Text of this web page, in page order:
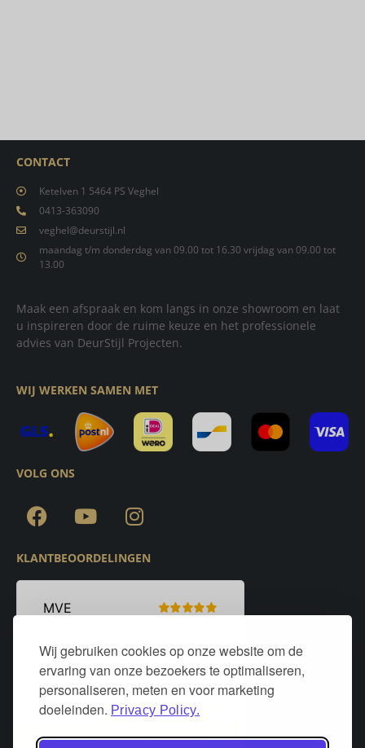
Wij gebruiken cookies op onze website om de
ervaring van onze bezoekers te optimaliseren,
personaliseren, meten en voor marketing
doeleinden. Privacy Policy.
CONTACT
Ketelven 1 5464 PS Veghel
0413-363090
veghel@deurstijl.nl
maandag t/m donderdag van 09.00 tot 16.30 vrijdag van 09.00 tot
13.00
Maak een afspraak en kom langs in onze showroom en laat
u inspireren door de ruime keuze en het professionele
advies van DeurStijl Projecten.
WIJ WERKEN SAMEN MET
VOLG ONS
KLANTBEOORDELINGEN